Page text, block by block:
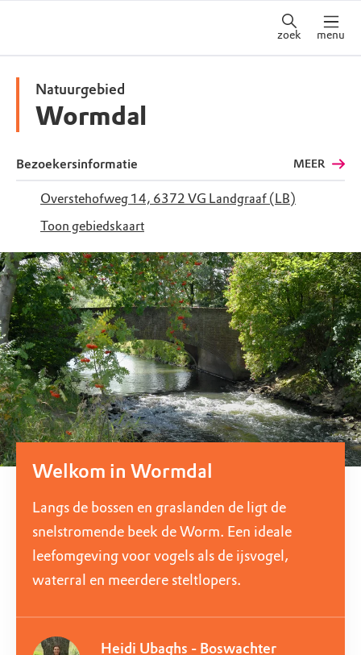
zoek menu
Natuurgebied
Wormdal
Bezoekersinformatie MEER
Overstehofweg 14, 6372 VG Landgraaf (LB)
Toon gebiedskaart
Welkom in Wormdal
Langs de bossen en graslanden de ligt de
snelstromende beek de Worm. Een ideale
leefomgeving voor vogels als de ijsvogel,
waterral en meerdere steltlopers.
Heidi Ubaghs - Boswachter